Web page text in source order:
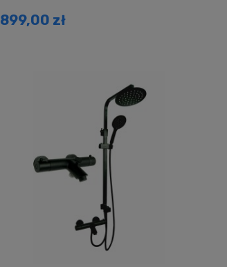
899,00 zł